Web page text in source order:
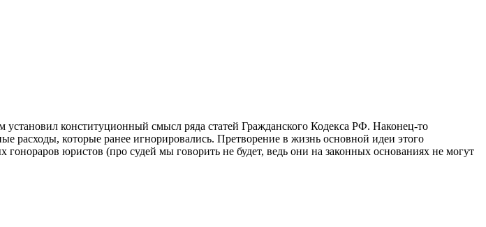
конституционный смысл ряда статей Гражданского Кодекса РФ. Наконец-то
расходы, которые ранее игнорировались. Претворение в жизнь основной идеи этого
юристов (про судей мы говорить не будет, ведь они на законных основаниях не могут